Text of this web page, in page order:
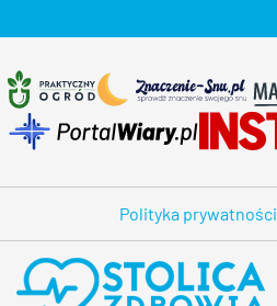
Polityka prywatności